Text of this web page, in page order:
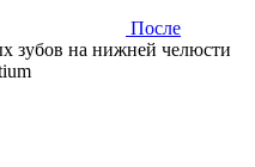
После
зубов на нижней челюсти